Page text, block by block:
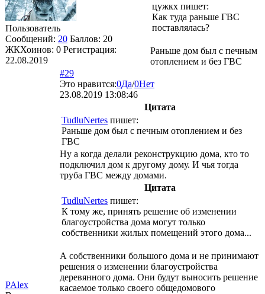
Пользователь
Сообщений: 20 Баллов: 20
ЖКХоинов: 0 Регистрация:
22.08.2019
цужкх пишет:
Как туда раньше ГВС
поставлялась?
Раньше дом был с печным
отоплением и без ГВС
PAlex
#29
Это нравится:0Да/0Нет
23.08.2019 13:08:46
Цитата
TudluNertes пишет:
Раньше дом был с печным отоплением и без
ГВС
Ну а когда делали реконструкцию дома, кто то
подключил дом к другому дому. И чья тогда
труба ГВС между домами.
Цитата
TudluNertes пишет:
К тому же, принять решение об изменении
благоустройства дома могут только
собственники жилых помещений этого дома...
А собственники большого дома и не принимают
решения о изменении благоустройства
деревянного дома. Они будут выносить решение
касаемое только своего общедомового